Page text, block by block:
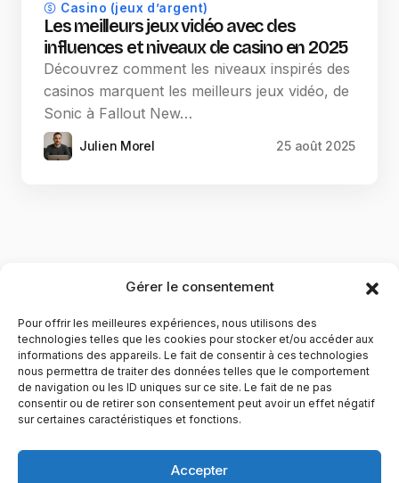
Gérer le consentement
Pour offrir les meilleures expériences, nous utilisons des
technologies telles que les cookies pour stocker et/ou accéder aux
informations des appareils. Le fait de consentir à ces technologies
nous permettra de traiter des données telles que le comportement
de navigation ou les ID uniques sur ce site. Le fait de ne pas
consentir ou de retirer son consentement peut avoir un effet négatif
sur certaines caractéristiques et fonctions.
Accepter
Casino (jeux d’argent)
Les meilleurs jeux vidéo avec des
influences et niveaux de casino en 2025
Découvrez comment les niveaux inspirés des
casinos marquent les meilleurs jeux vidéo, de
Sonic à Fallout New…
Julien Morel 25 août 2025
YubiGeek est un média français dédié aux nouvelles
technologies, à la culture geek et au numérique. Fondé par